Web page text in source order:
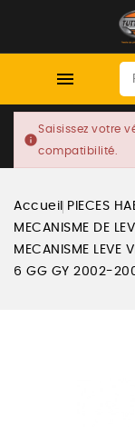

info
Saisissez votre
compatibilité.
Accueil
PIECES
MECANISME DE
MECANISME LEVE
6 GG GY 2002-